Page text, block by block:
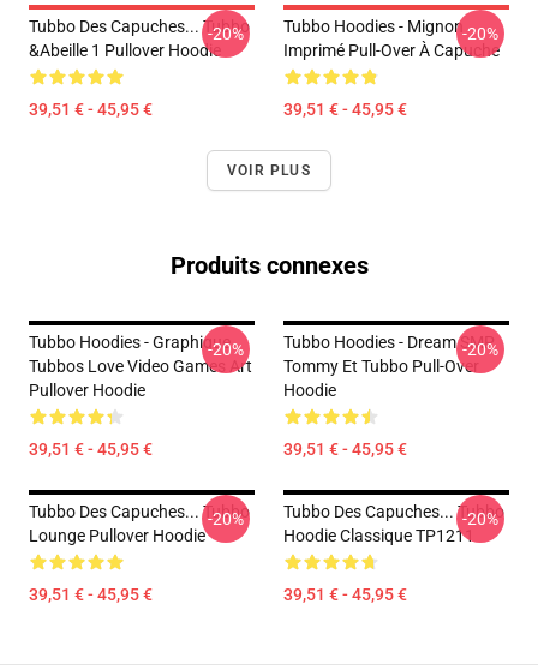
Tubbo Des Capuches... Tubbo
&Abeille 1 Pullover Hoodie
39,51 € - 45,95 €
-20%
Tubbo Hoodies - Mignon
Imprimé Pull-Over À Capuche
39,51 € - 45,95 €
-20%
VOIR PLUS
Produits connexes
Tubbo Hoodies - Graphique
Tubbos Love Video Games Art
Pullover Hoodie
39,51 € - 45,95 €
-20%
Tubbo Hoodies - Dream SMP
Tommy Et Tubbo Pull-Over
Hoodie
39,51 € - 45,95 €
-20%
Tubbo Des Capuches... Tubbo
Lounge Pullover Hoodie
39,51 € - 45,95 €
-20%
Tubbo Des Capuches... Tubbo
Hoodie Classique TP1211
39,51 € - 45,95 €
-20%